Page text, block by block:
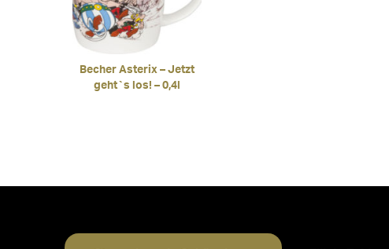
Becher Asterix – Jetzt
geht`s los! – 0,4l